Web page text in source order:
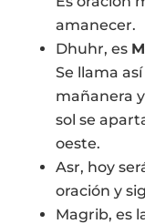
amanecer.
Dhuhr, es
Se llama
mañanera
sol se
oeste.
Asr, hoy
oración y
Magrib, es